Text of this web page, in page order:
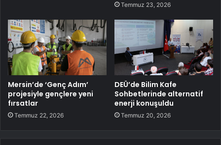
Temmuz 23, 2026
Mersin’de ‘Genç Adım’
projesiyle gençlere yeni
fırsatlar
Temmuz 22, 2026
DEÜ’de Bilim Kafe
Sohbetlerinde alternatif
enerji konuşuldu
Temmuz 20, 2026